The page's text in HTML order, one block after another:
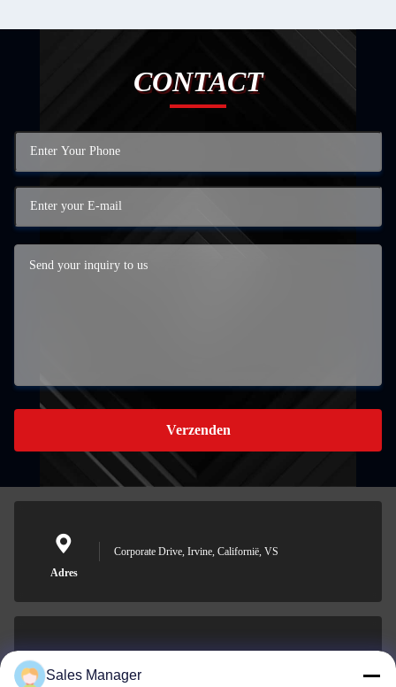
CONTACT
Verzenden
Adres
Corporate Drive, Irvine, Californië, VS
Sales Manager